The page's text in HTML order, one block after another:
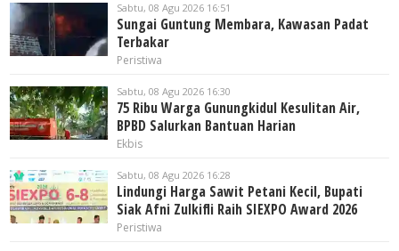
Sabtu, 08 Agu 2026 16:51
Sungai Guntung Membara, Kawasan Padat
Terbakar
Peristiwa
Sabtu, 08 Agu 2026 16:30
75 Ribu Warga Gunungkidul Kesulitan Air,
BPBD Salurkan Bantuan Harian
Ekbis
Sabtu, 08 Agu 2026 16:28
Lindungi Harga Sawit Petani Kecil, Bupati
Siak Afni Zulkifli Raih SIEXPO Award 2026
Peristiwa